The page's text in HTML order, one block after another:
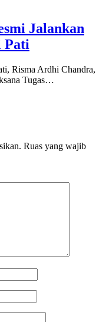
Jalankan
Pati
Risma Ardhi Chandra,
Tugas…
Ruas yang wajib